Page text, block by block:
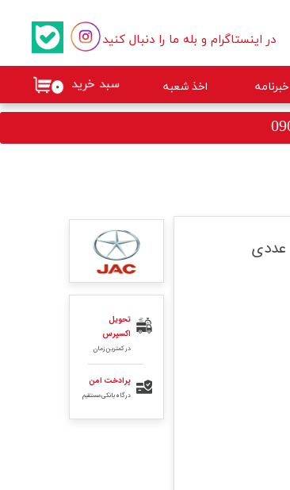
خبرنامه اخذ شعبه ۰ سبد خرید
در اینستاگرام و بله ما را دنبال کنید
تحویل
اکسپرس
در کمترین زمان
پرادخت امن
درگاه بانکی مستقیم